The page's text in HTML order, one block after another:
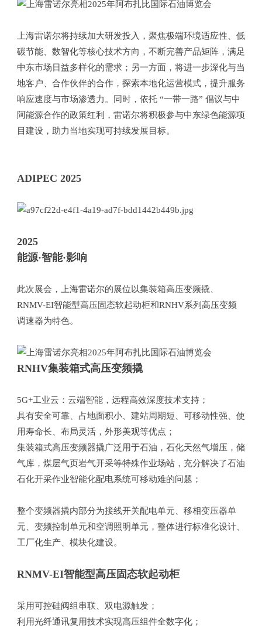
上海雷诺尔将持续加大研发投入，聚焦极端环境适应性、低
碳节能、数智化等核心技术方向，不断完善产品矩阵，满足
中东市场日益多样化的需求；另一方面，将进一步深化与当
地客户、合作伙伴的合作，探索本地化运营模式，提升服务
响应速度与市场渗透力。同时，依托 “一带一路” 倡议与中
阿能源合作的政策红利，雷诺尔将积极参与中东绿色能源项
目建设，助力当地实现可持续发展目标。
ADIPEC 2025
2025
能源·智能·影响
此次展会，上海雷诺尔的展位以集装箱高压变频撬、
RNMV-EI智能型高压固态软起动柜和RNHV系列高压变频
调速器为特色。
RNHV集装箱式高压变频撬
5G+工业云：云端智能，远程高效深度技术支持；
具有安全可靠、占地面积小、建站周期短、可移动性强、使
用寿命长、布局灵活，外形美观等优点；
集装箱式高压变频器撬广泛用于石油，石化天然气增压，储
气库，煤层气页岩气开采等特殊作业场站，充分解决了石油
石化开采作业智能化配电系统可移动难的问题；
整个变频器撬内部分为接线开关配电单元、移相变压器单
元、变频控制单元和空调照明单元，整体进行标准化设计、
工厂化生产、模块化建设。
RNMV-EI智能型高压固态软起动柜
采用可控硅阀组串联、双电源触发；
利用光纤通讯复用技术实现高压组件全数字化；